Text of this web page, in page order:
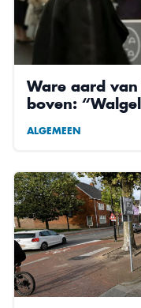
Ware aard
boven:
ALGEMEEN